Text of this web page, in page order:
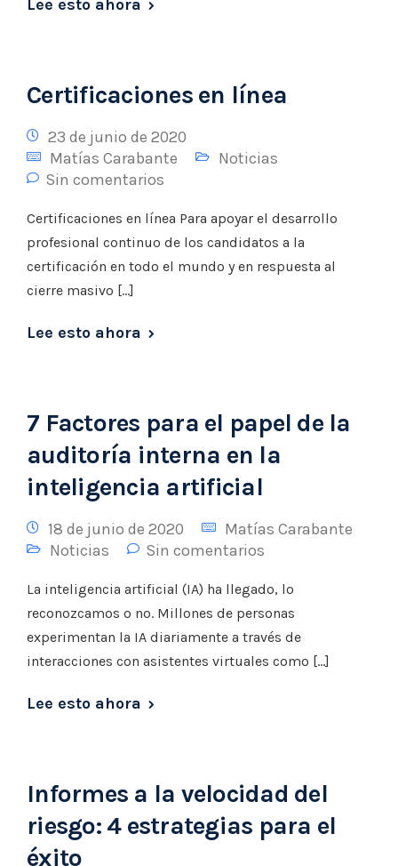
Lee esto ahora
Certificaciones en línea
23 de junio de 2020
Matías Carabante
Noticias
Sin comentarios
Certificaciones en línea Para apoyar el desarrollo
profesional continuo de los candidatos a la
certificación en todo el mundo y en respuesta al
cierre masivo […]
Lee esto ahora
7 Factores para el papel de la
auditoría interna en la
inteligencia artificial
18 de junio de 2020
Matías Carabante
Noticias
Sin comentarios
La inteligencia artificial (IA) ha llegado, lo
reconozcamos o no. Millones de personas
experimentan la IA diariamente a través de
interacciones con asistentes virtuales como […]
Lee esto ahora
Informes a la velocidad del
riesgo: 4 estrategias para el
éxito​